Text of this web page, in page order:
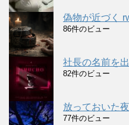
偽物が近づく
86件のビュー
社長の名前を
82件のビュー
放っておいた
77件のビュー